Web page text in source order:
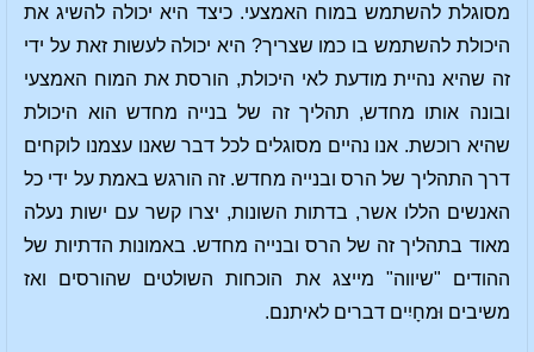
מסוגלת להשתמש במוח האמצעי. כיצד היא יכולה להשיג את
היכולת להשתמש בו כמו שצריך? היא יכולה לעשות זאת על ידי
זה שהיא נהיית מודעת לאי היכולת, הורסת את המוח האמצעי
ובונה אותו מחדש, תהליך זה של בנייה מחדש הוא היכולת
שהיא רוכשת. אנו נהיים מסוגלים לכל דבר שאנו עצמנו לוקחים
דרך התהליך של הרס ובנייה מחדש. זה הורגש באמת על ידי כל
האנשים הללו אשר, בדתות השונות, יצרו קשר עם ישות נעלה
מאוד בתהליך זה של הרס ובנייה מחדש. באמונות הדתיות של
ההודים "שיווה" מייצג את הוכחות השולטים שהורסים ואז
משיבים וּמחָיִים דברים לאיתנם.